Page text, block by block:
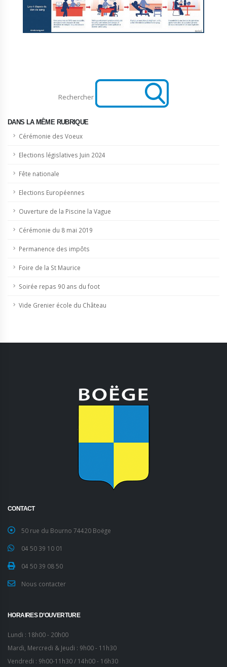
Rechercher
DANS LA MÊME RUBRIQUE
Cérémonie des Voeux
Elections législatives Juin 2024
Fête nationale
Elections Européennes
Ouverture de la Piscine la Vague
Cérémonie du 8 mai 2019
Permanence des impôts
Foire de la St Maurice
Soirée repas 90 ans du foot
Vide Grenier école du Château
CONTACT
50 rue du Bourno 74420 Boëge
04 50 39 10 01
04 50 39 08 50
Nous contacter
HORAIRES D’OUVERTURE
Lundi : 18h00 - 20h00
Mardi, Mercredi & Jeudi : 9h00 - 11h30
Vendredi : 9h00-11h30 / 14h00 - 16h30